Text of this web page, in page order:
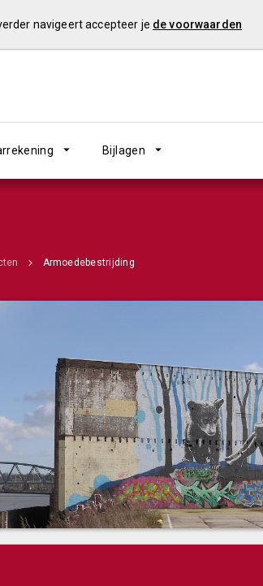
Bijlagen
Armoedebestrijding
navigeert accepteer je de voorwaarden